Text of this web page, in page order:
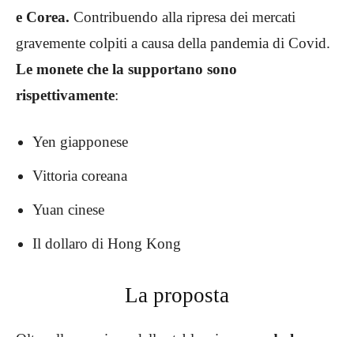
e Corea. Contribuendo alla ripresa dei mercati
gravemente colpiti a causa della pandemia di Covid.
Le monete che la supportano sono
rispettivamente:
Yen giapponese
Vittoria coreana
Yuan cinese
Il dollaro di Hong Kong
La proposta